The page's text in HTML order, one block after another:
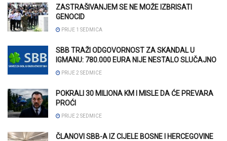
ZASTRAŠIVANJEM SE NE MOŽE IZBRISATI
GENOCID
PRIJE 1 SEDMICA
SBB TRAŽI ODGOVORNOST ZA SKANDAL U
IGMANU: 780.000 EURA NIJE NESTALO SLUČAJNO
PRIJE 2 SEDMICE
POKRALI 30 MILIONA KM I MISLE DA ĆE PREVARA
PROĆI
PRIJE 2 SEDMICE
ČLANOVI SBB-A IZ CIJELE BOSNE I HERCEGOVINE